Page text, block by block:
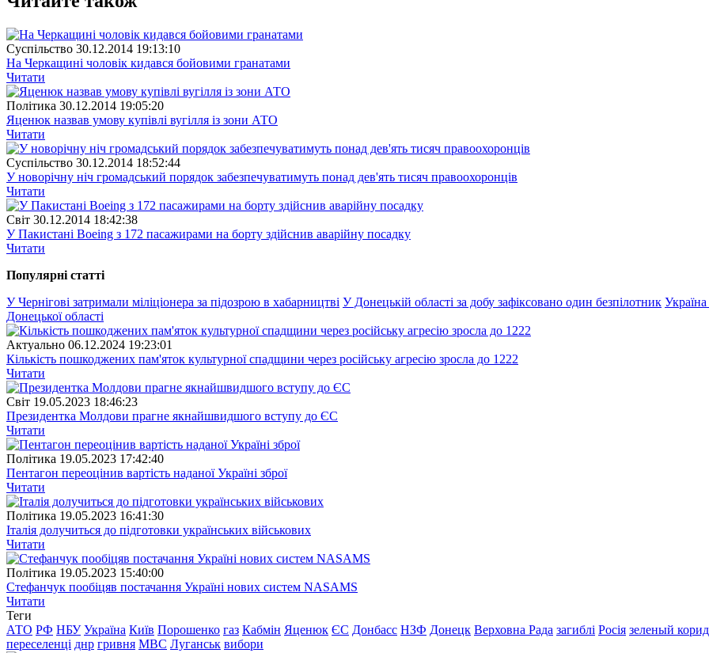
Суспiльство 30.12.2014 19:13:10
На Черкащині чоловік кидався бойовими гранатами
Читати
Полiтика 30.12.2014 19:05:20
Яценюк назвав умову купівлі вугілля із зони АТО
Читати
Суспiльство 30.12.2014 18:52:44
У новорічну ніч громадський порядок забезпечуватимуть понад дев'ять тисяч правоохоронців
Читати
Свiт 30.12.2014 18:42:38
У Пакистані Boeing з 172 пасажирами на борту здійснив аварійну посадку
Читати
Популярнi статтi
У Чернігові затримали міліціонера за підозрою в хабарництві У Донецькій області за добу зафіксовано один безпілотник
Донецької області
Актуально 06.12.2024 19:23:01
Кількість пошкоджених пам'яток культурної спадщини через російську агресію зросла до 1222
Читати
Свiт 19.05.2023 18:46:23
Президентка Молдови прагне якнайшвидшого вступу до ЄС
Читати
Полiтика 19.05.2023 17:42:40
Пентагон переоцінив вартість наданої Україні зброї
Читати
Полiтика 19.05.2023 16:41:30
Італія долучиться до підготовки українських військових
Читати
Полiтика 19.05.2023 15:40:00
Стефанчук пообіцяв постачання Україні нових систем NASAMS
Читати
Теги
АТО РФ НБУ Україна Київ Порошенко газ Кабмін Яценюк ЄС Донбасс НЗФ Донецк Верховна Рада загиблі Росія зеленый
переселенці днр гривня МВС Луганськ вибори